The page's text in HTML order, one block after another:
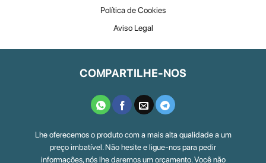
Política de Cookies
Aviso Legal
COMPARTILHE-NOS
Lhe oferecemos o produto com a mais alta qualidade a um
preço imbatível. Não hesite e ligue-nos para pedir
informações, nós lhe daremos um orçamento. Você não